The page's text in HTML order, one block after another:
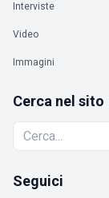
Interviste
Video
Immagini
Cerca nel sito
Seguici